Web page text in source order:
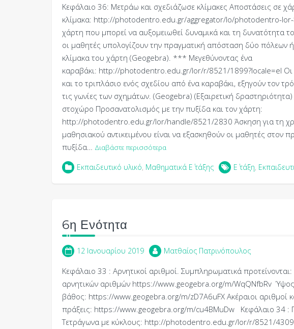
Κεφάλαιο 36: Μετράω και σχεδιάζωσε κλίμακες Αποστάσεις σε
κλίμακα: http://photodentro.edu.gr/aggregator/lo/photodentro-
χάρτη που μπορεί να αυξομειωθεί δυναμικά και τη δυνατότητα
οι μαθητές υπολογίζουν την πραγματική απόσταση δύο πόλεων
κλίμακα του χάρτη (Geogebra). *** Μεγεθύνοντας ένα
καραβάκι: http://photodentro.edu.gr/lor/r/8521/1899?locale=el Οι
και το τριπλάσιο ενός σχεδίου από ένα καραβάκι, εξηγούν τον
τις γωνίες των σχημάτων. (Geogebra) (Εξαιρετική
στοχώρο Προσανατολισμός με την πυξίδα και τον χάρτη:
http://photodentro.edu.gr/lor/handle/8521/2830 Άσκηση για τη
μαθησιακού αντικειμένου είναι να εξασκηθούν οι μαθητές στον
πυξίδα… Διαβάστε περισσότερα
Εκπαιδευτικό υλικό, Μαθηματικά Ε΄ τάξης Ε΄ τάξη,
6η Ενότητα
12 Ιανουαρίου 2019 Ματθαίος Πατρινόπουλος
Κεφάλαιο 33 : Αρνητικοί αριθμοί. Συμπληρωματικά
αρνητικών αριθμών https://www.geogebra.org/m/WqQNfbRv
βάθος: https://www.geogebra.org/m/zD7A6uFX Ακέραιοι αριθμοί
πράξεις: https://www.geogebra.org/m/cu4BMuDw Κεφάλαιο 34 :
Τετράγωνα με κύκλους: http://photodentro.edu.gr/lor/r/8521/